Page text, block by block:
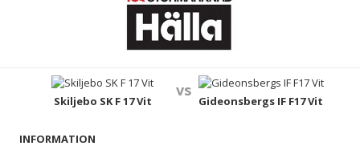
KALENDER
DOKUMENT
Skiljebo SK F 17 Vit
vs
Gideonsbergs IF F17 Vit
INFORMATION